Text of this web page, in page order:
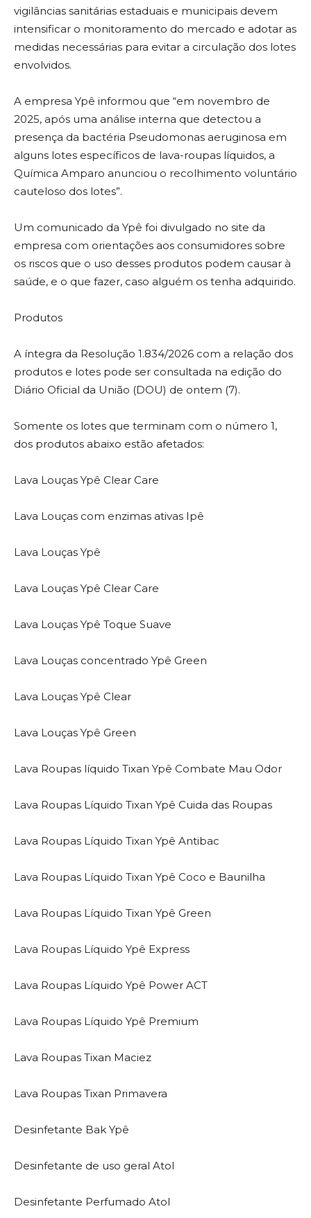
vigilâncias sanitárias estaduais e municipais devem
intensificar o monitoramento do mercado e adotar as
medidas necessárias para evitar a circulação dos lotes
envolvidos.
A empresa Ypê informou que “em novembro de
2025, após uma análise interna que detectou a
presença da bactéria Pseudomonas aeruginosa em
alguns lotes específicos de lava-roupas líquidos, a
Química Amparo anunciou o recolhimento voluntário
cauteloso dos lotes”.
Um comunicado da Ypê foi divulgado no site da
empresa com orientações aos consumidores sobre
os riscos que o uso desses produtos podem causar à
saúde, e o que fazer, caso alguém os tenha adquirido.
Produtos
A íntegra da Resolução 1.834/2026 com a relação dos
produtos e lotes pode ser consultada na edição do
Diário Oficial da União (DOU) de ontem (7).
Somente os lotes que terminam com o número 1,
dos produtos abaixo estão afetados:
Lava Louças Ypê Clear Care
Lava Louças com enzimas ativas Ipê
Lava Louças Ypê
Lava Louças Ypê Clear Care
Lava Louças Ypê Toque Suave
Lava Louças concentrado Ypê Green
Lava Louças Ypê Clear
Lava Louças Ypê Green
Lava Roupas líquido Tixan Ypê Combate Mau Odor
Lava Roupas Líquido Tixan Ypê Cuida das Roupas
Lava Roupas Líquido Tixan Ypê Antibac
Lava Roupas Líquido Tixan Ypê Coco e Baunilha
Lava Roupas Líquido Tixan Ypê Green
Lava Roupas Líquido Ypê Express
Lava Roupas Líquido Ypê Power ACT
Lava Roupas Líquido Ypê Premium
Lava Roupas Tixan Maciez
Lava Roupas Tixan Primavera
Desinfetante Bak Ypê
Desinfetante de uso geral Atol
Desinfetante Perfumado Atol